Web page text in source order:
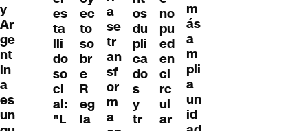
y
Ar
ge
nt
in
a
es
un
es
ta
lli
do
so
ci
al:
"L
ec
to
so
br
e
R
eg
la
a
se
tr
an
sf
or
m
a
os
du
pli
ca
do
s
y
tr
no
pu
ed
en
ci
rc
ul
ar
m
ás
a
m
pli
a
un
id